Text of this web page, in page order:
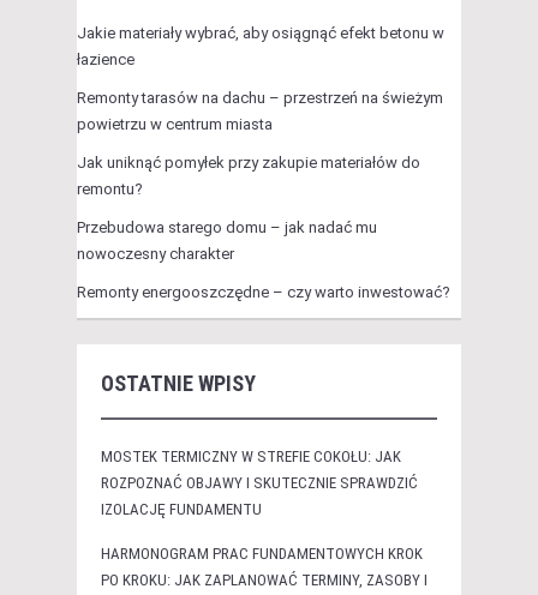
Jakie materiały wybrać, aby osiągnąć efekt betonu w
łazience
Remonty tarasów na dachu – przestrzeń na świeżym
powietrzu w centrum miasta
Jak uniknąć pomyłek przy zakupie materiałów do
remontu?
Przebudowa starego domu – jak nadać mu
nowoczesny charakter
Remonty energooszczędne – czy warto inwestować?
OSTATNIE WPISY
MOSTEK TERMICZNY W STREFIE COKOŁU: JAK
ROZPOZNAĆ OBJAWY I SKUTECZNIE SPRAWDZIĆ
IZOLACJĘ FUNDAMENTU
HARMONOGRAM PRAC FUNDAMENTOWYCH KROK
PO KROKU: JAK ZAPLANOWAĆ TERMINY, ZASOBY I